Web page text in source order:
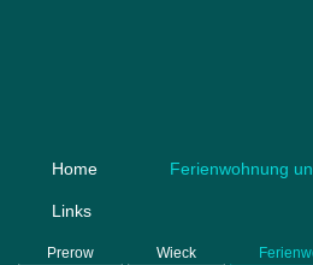
Home Ferienwohnung
Links
Prerow Wieck